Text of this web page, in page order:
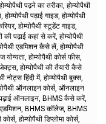
पढ़ने का तरीका, होम्योपैथी
पढ़ाई गाइड, होम्योपैथी
होम्योपैथी स्टूडेंट गाइड,
की पढ़ाई कहां से करें, होम्योपैथी
एडमिशन कैसे लें, होम्योपैथी
होम्योपैथी कोर्स फीस,
होम्योपैथी की तैयारी कैसे
नोट्स हिंदी में, होम्योपैथी बुक्स,
ऑनलाइन कोर्स, ऑनलाइन
पढ़ाई ऑनलाइन, BHMS कैसे करें,
BHMS कॉलेज, BHMS
होम्योपैथी डिप्लोमा कोर्स,